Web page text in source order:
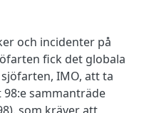
och incidenter på
fick det globala
IMO, att ta
sammanträde
som kräver att